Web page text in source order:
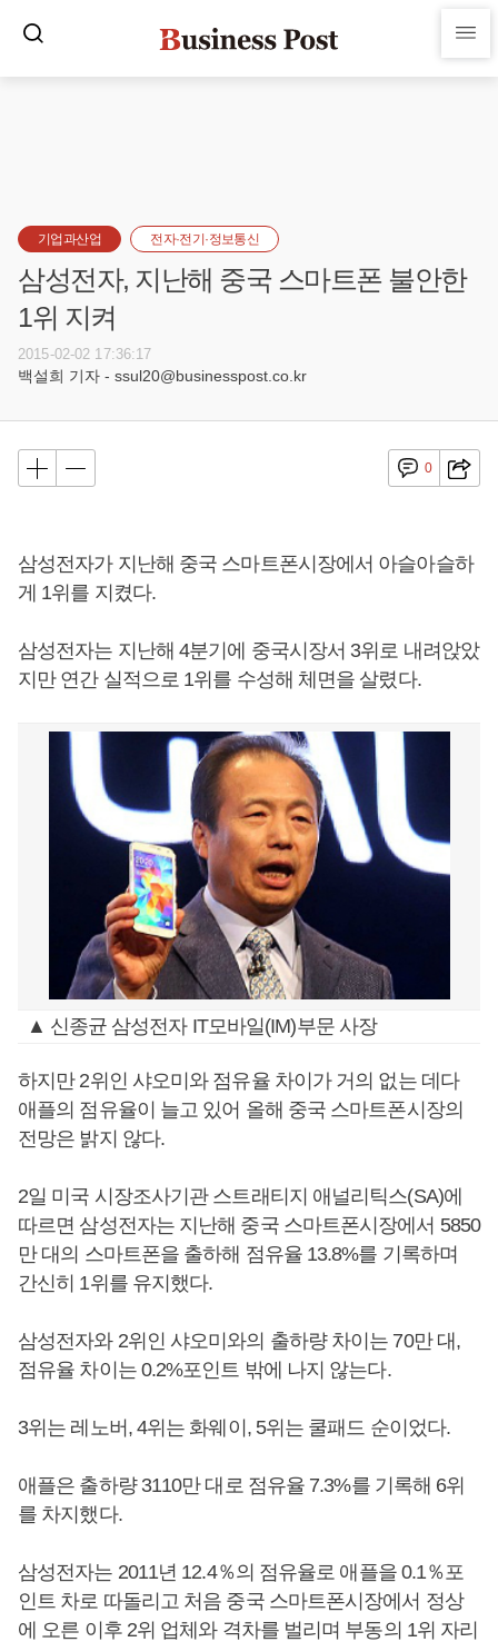
기업과산업 전자·전기·정보통신
삼성전자, 지난해 중국 스마트폰 불안한
1위 지켜
2015-02-02 17:36:17
백설희 기자 - ssul20@businesspost.co.kr
0
삼성전자가 지난해 중국 스마트폰시장에서 아슬아슬하
게 1위를 지켰다.
삼성전자는 지난해 4분기에 중국시장서 3위로 내려앉았
지만 연간 실적으로 1위를 수성해 체면을 살렸다.
▲ 신종균 삼성전자 IT모바일(IM)부문 사장
하지만 2위인 샤오미와 점유율 차이가 거의 없는 데다
애플의 점유율이 늘고 있어 올해 중국 스마트폰시장의
전망은 밝지 않다.
2일 미국 시장조사기관 스트래티지 애널리틱스(SA)에
따르면 삼성전자는 지난해 중국 스마트폰시장에서 5850
만 대의 스마트폰을 출하해 점유율 13.8%를 기록하며
간신히 1위를 유지했다.
삼성전자와 2위인 샤오미와의 출하량 차이는 70만 대,
점유율 차이는 0.2%포인트 밖에 나지 않는다.
3위는 레노버, 4위는 화웨이, 5위는 쿨패드 순이었다.
애플은 출하량 3110만 대로 점유율 7.3%를 기록해 6위
를 차지했다.
삼성전자는 2011년 12.4％의 점유율로 애플을 0.1％포
인트 차로 따돌리고 처음 중국 스마트폰시장에서 정상
에 오른 이후 2위 업체와 격차를 벌리며 부동의 1위 자리